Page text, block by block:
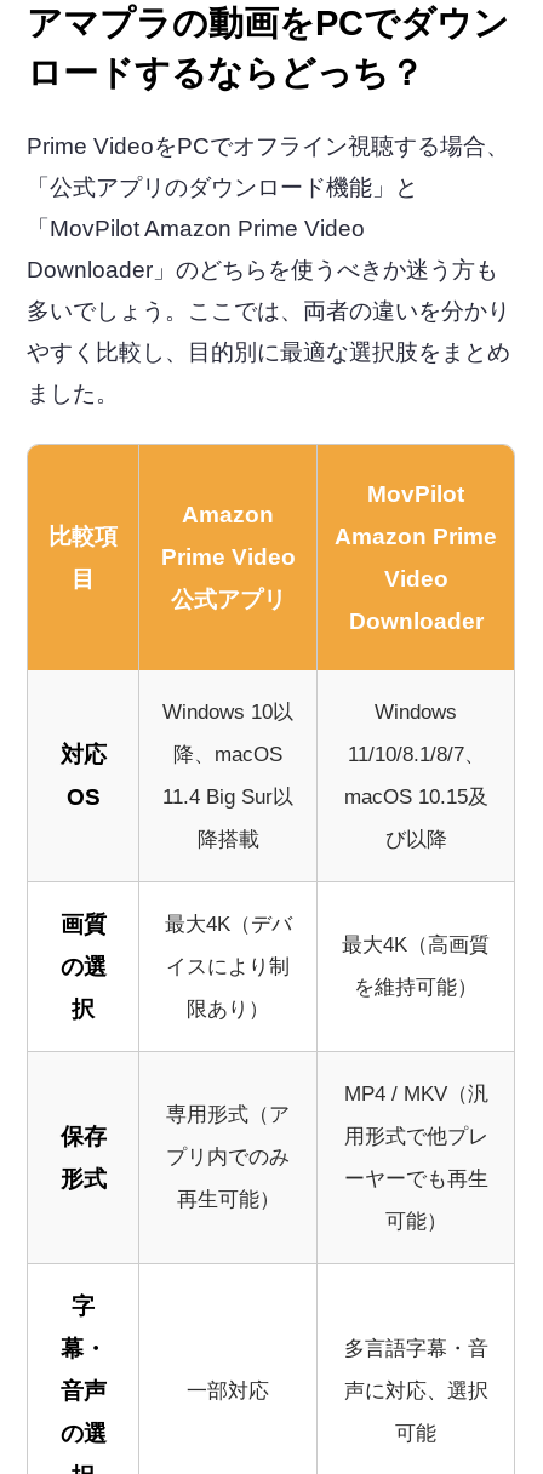
アマプラの動画をPCでダウン
ロードするならどっち？
Prime VideoをPCでオフライン視聴する場合、
「公式アプリのダウンロード機能」と
「MovPilot Amazon Prime Video
Downloader」のどちらを使うべきか迷う方も
多いでしょう。ここでは、両者の違いを分かり
やすく比較し、目的別に最適な選択肢をまとめ
ました。
比較項
目
Amazon
Prime Video
公式アプリ
MovPilot
Amazon Prime
Video
Downloader
対応
OS
Windows 10以
降、macOS
11.4 Big Sur以
降搭載
Windows
11/10/8.1/8/7、
macOS 10.15及
び以降
画質
の選
択
最大4K（デバ
イスにより制
限あり）
最大4K（高画質
を維持可能）
保存
形式
専用形式（ア
プリ内でのみ
再生可能）
MP4 / MKV（汎
用形式で他プレ
ーヤーでも再生
可能）
字
幕・
音声
の選
一部対応
多言語字幕・音
声に対応、選択
可能